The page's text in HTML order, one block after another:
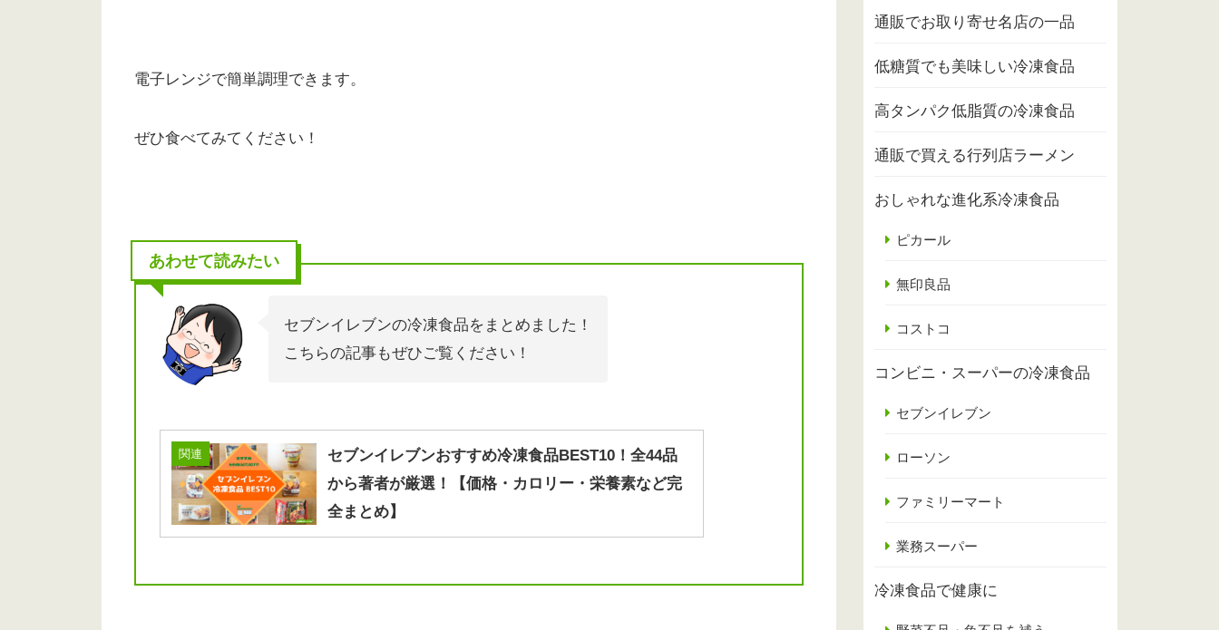
電子レンジで簡単調理できます。
ぜひ食べてみてください！
あわせて読みたい
セブンイレブンの冷凍食品をまとめました！
こちらの記事もぜひご覧ください！
関連
セブンイレブンおすすめ冷凍食品BEST10！全44品
から著者が厳選！【価格・カロリー・栄養素など完
全まとめ】
通販でお取り寄せ名店の一品
低糖質でも美味しい冷凍食品
高タンパク低脂質の冷凍食品
通販で買える行列店ラーメン
おしゃれな進化系冷凍食品
ピカール
無印良品
コストコ
コンビニ・スーパーの冷凍食品
セブンイレブン
ローソン
ファミリーマート
業務スーパー
冷凍食品で健康に